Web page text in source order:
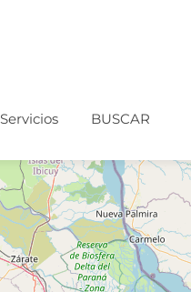
Servicios BUSCAR